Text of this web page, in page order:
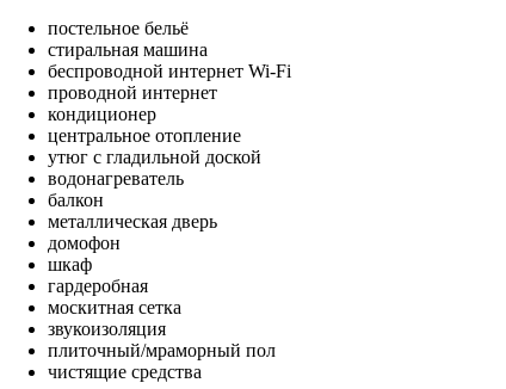
постельное бельё
стиральная машина
беспроводной интернет Wi-Fi
проводной интернет
кондиционер
центральное отопление
утюг с гладильной доской
водонагреватель
балкон
металлическая дверь
домофон
шкаф
гардеробная
москитная сетка
звукоизоляция
плиточный/мраморный пол
чистящие средства